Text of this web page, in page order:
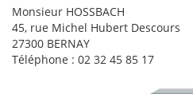
Monsieur HOSSBACH
45, rue Michel Hubert Descours
27300 BERNAY
Téléphone : 02 32 45 85 17